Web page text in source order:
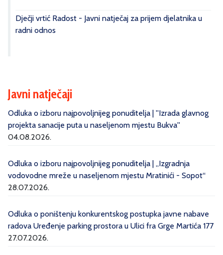
Dječji vrtić Radost - Javni natječaj za prijem djelatnika u
radni odnos
Javni natječaji
Odluka o izboru najpovoljnijeg ponuditelja | ''Izrada glavnog
projekta sanacije puta u naseljenom mjestu Bukva''
04.08.2026.
Odluka o izboru najpovoljnijeg ponuditelja | „Izgradnja
vodovodne mreže u naseljenom mjestu Mratinići - Sopot“
28.07.2026.
Odluka o poništenju konkurentskog postupka javne nabave
radova Uređenje parking prostora u Ulici fra Grge Martića 177
27.07.2026.